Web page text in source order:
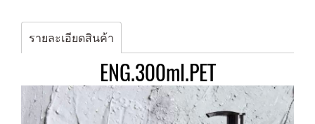
รายละเอียดสินค้า
ENG.300ml.PET